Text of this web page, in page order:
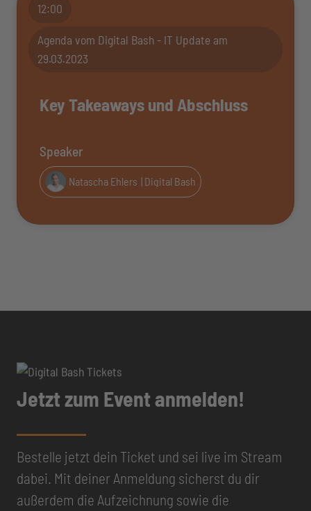
12:00
Agenda vom Digital Bash - IT Update am
29.03.2023
Key Takeaways und Abschluss
Speaker
Natascha Ehlers | Digital Bash
Jetzt zum Event anmelden!
Bestelle jetzt dein Ticket und sei live im Stream
dabei. Mit deiner Anmeldung sicherst du dir
außerdem die Aufzeichnung sowie die